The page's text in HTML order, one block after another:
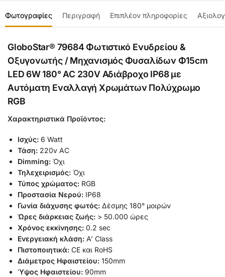
Φωτογραφίες Περιγραφή Επιπλέον πληροφορίες
GloboStar® 79684 Φωτιστικό Ενυδρείου &
Οξυγονωτής / Μηχανισμός Φυσαλίδων Φ15cm
LED 6W 180° AC 230V Αδιάβροχο IP68 με
Αυτόματη Εναλλαγή Χρωμάτων Πολύχρωμο
RGB
Χαρακτηριστικά Προϊόντος:
Ισχύς: 6 Watt
Τάση: 220v AC
Dimming: Όχι
Τηλεχειρισμός: Όχι
Τύπος χρώματος: RGB
Προστασία Νερού: IP68
Γωνία διάχυσης φωτός: Δέσμης 180° μοιρών
Ώρες διάρκειας ζωής: > 50.000 ώρες
Χρόνος εκκίνησης: 0.2 sec
Ενεργειακή κλάση: A’ Class
Πιστοποιητικά: CE και RoHS
Διάμετρος Ηφαιστείου: 150mm
Ύψος Ηφαιστείου: 90mm